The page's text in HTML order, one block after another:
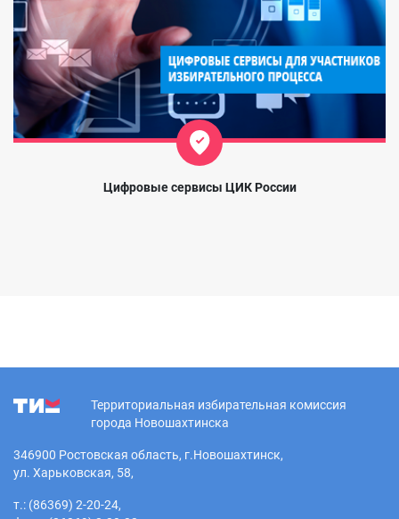
Цифровые сервисы ЦИК России
Территориальная избирательная комиссия
города Новошахтинска
346900 Ростовская область, г.Новошахтинск,
ул. Харьковская, 58,
т.: (86369) 2-20-24,